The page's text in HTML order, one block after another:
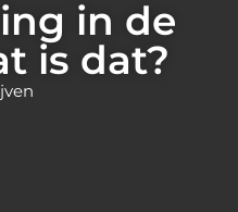
in de
is dat?